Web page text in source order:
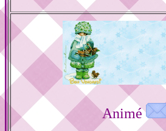
Animé